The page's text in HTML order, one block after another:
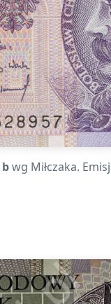
bwg Miłczaka.